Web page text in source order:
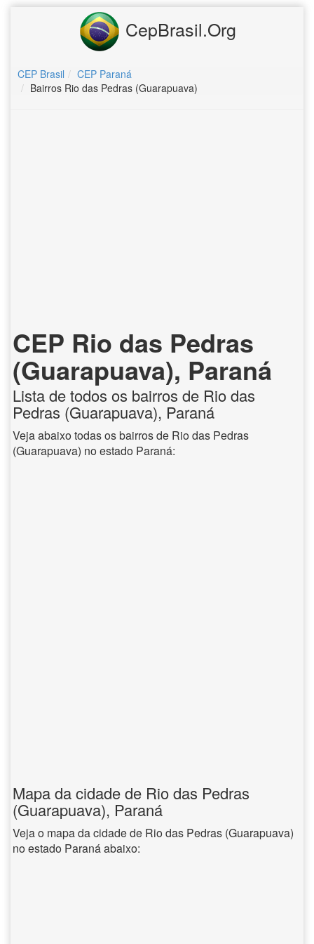
CepBrasil.Org
CEP Brasil
CEP Paraná
Bairros Rio das Pedras (Guarapuava)
CEP Rio das Pedras
(Guarapuava), Paraná
Lista de todos os bairros de Rio das
Pedras (Guarapuava), Paraná
Veja abaixo todas os bairros de Rio das Pedras
(Guarapuava) no estado Paraná:
Mapa da cidade de Rio das Pedras
(Guarapuava), Paraná
Veja o mapa da cidade de Rio das Pedras (Guarapuava)
no estado Paraná abaixo: